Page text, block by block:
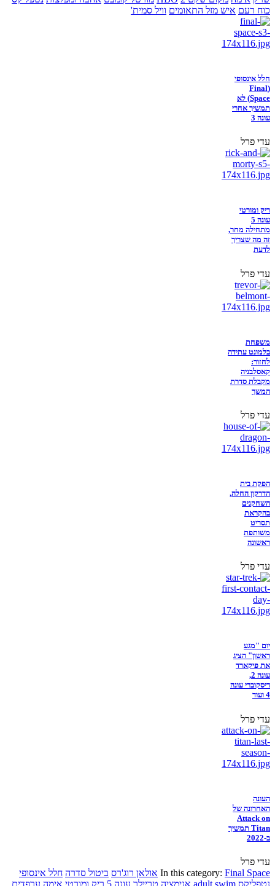
כוח רעם איש מזל התאומים וויל סמית'
חלל אינסופי
(Final
Space) לא
תמשיך אחרי
עונה 3
עדי פרל
ריק ומורטי
עונה 5
מתחילה מחר,
זה מה שצריך
לדעת
עדי פרל
משפחת
בלמונט עתידה
לחזור:
קאסלבניה
מקבלת סדרת
המשך
עדי פרל
הפקת בית
הדרקון החלה,
השחקנים
בהקראת
תסריט
משותפת
ראשונה
עדי פרל
יום "מגע
ראשון" הציג
את פיקארד
עונה 2,
דיסקוברי עונה
4 ועוד
עדי פרל
העונה
האחרונה של
Attack on
Titan תמשיך
ב-2022
עדי פרל
In this category: Final Space אולאן רוג'רס ביטול סדרה חלל אינסופי
נטפליקס adult swim אנימציה טריילר עונה 5 ריק ומורטי אימה ערפדים